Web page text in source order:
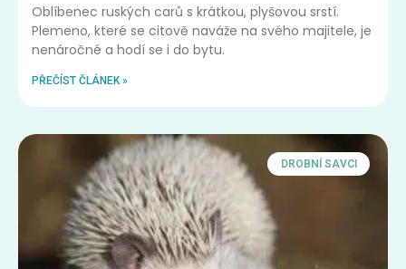
Oblíbenec ruských carů s krátkou, plyšovou srstí.
Plemeno, které se citově naváže na svého majitele, je
nenáročné a hodí se i do bytu.
PŘEČÍST ČLÁNEK »
DROBNÍ SAVCI